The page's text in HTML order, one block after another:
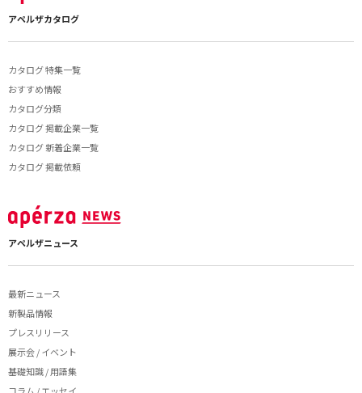
アペルザカタログ
カタログ 特集一覧
おすすめ情報
カタログ分類
カタログ 掲載企業一覧
カタログ 新着企業一覧
カタログ 掲載依頼
アペルザニュース
最新ニュース
新製品情報
プレスリリース
展示会 / イベント
基礎知識 / 用語集